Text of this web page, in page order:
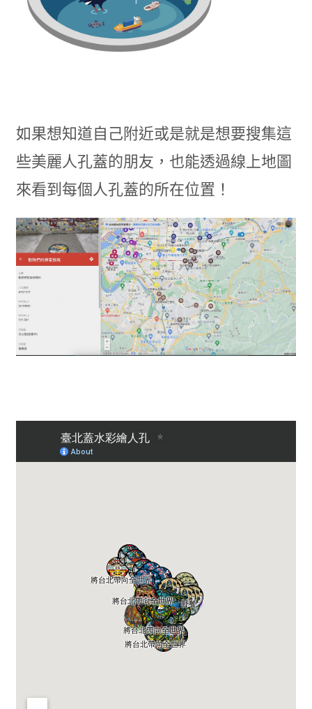
如果想知道自己附近或是就是想要搜集這
些美麗人孔蓋的朋友，也能透過線上地圖
來看到每個人孔蓋的所在位置！